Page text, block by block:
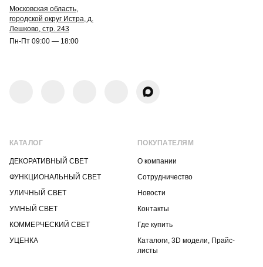
Московская область,
городской округ Истра, д.
Лешково, стр. 243
Пн-Пт 09:00 — 18:00
КАТАЛОГ
ДЕКОРАТИВНЫЙ СВЕТ
ФУНКЦИОНАЛЬНЫЙ СВЕТ
УЛИЧНЫЙ СВЕТ
УМНЫЙ СВЕТ
КОММЕРЧЕСКИЙ СВЕТ
УЦЕНКА
ПОКУПАТЕЛЯМ
О компании
Сотрудничество
Новости
Контакты
Где купить
Каталоги, 3D модели, Прайс-
листы